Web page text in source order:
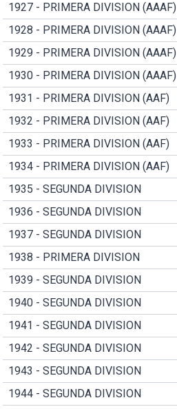
1927 - PRIMERA DIVISION (AAAF)
1928 - PRIMERA DIVISION (AAAF)
1929 - PRIMERA DIVISION (AAAF)
1930 - PRIMERA DIVISION (AAAF)
1931 - PRIMERA DIVISION (AAF)
1932 - PRIMERA DIVISION (AAF)
1933 - PRIMERA DIVISION (AAF)
1934 - PRIMERA DIVISION (AAF)
1935 - SEGUNDA DIVISION
1936 - SEGUNDA DIVISION
1937 - SEGUNDA DIVISION
1938 - PRIMERA DIVISION
1939 - SEGUNDA DIVISION
1940 - SEGUNDA DIVISION
1941 - SEGUNDA DIVISION
1942 - SEGUNDA DIVISION
1943 - SEGUNDA DIVISION
1944 - SEGUNDA DIVISION